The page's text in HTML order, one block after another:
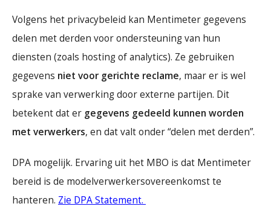
Volgens het privacybeleid kan Mentimeter gegevens
delen met derden voor ondersteuning van hun
diensten (zoals hosting of analytics). Ze gebruiken
gegevens niet voor gerichte reclame, maar er is wel
sprake van verwerking door externe partijen. Dit
betekent dat er gegevens gedeeld kunnen worden
met verwerkers, en dat valt onder “delen met derden”.
DPA mogelijk. Ervaring uit het MBO is dat Mentimeter
bereid is de modelverwerkersovereenkomst te
hanteren. Zie DPA Statement.